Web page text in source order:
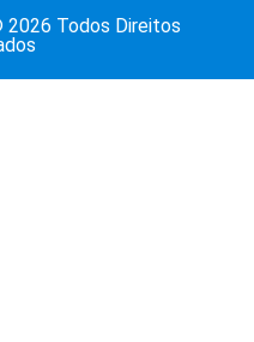
2026 Todos Direitos